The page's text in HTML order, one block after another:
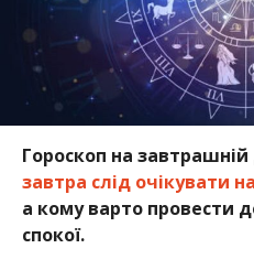
Гороскоп на
завтра слід очікувати
а кому варто провести
спокої.